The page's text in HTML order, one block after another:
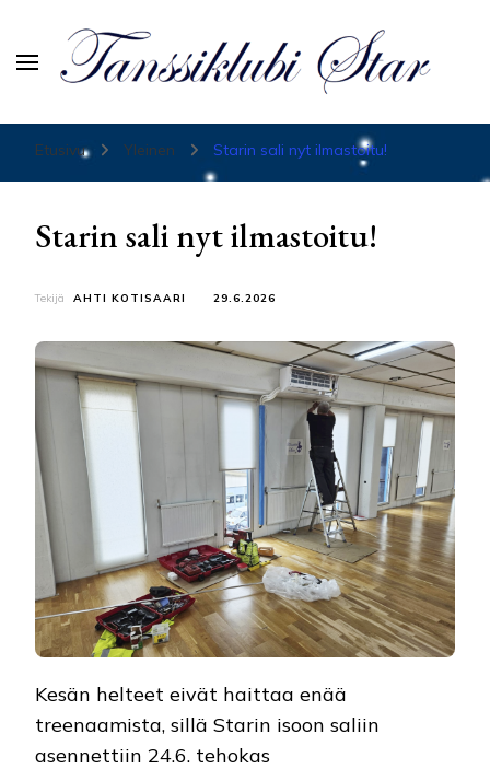
Tanssiurheiluseura Star
Etusivu Yleinen Starin sali nyt ilmastoitu!
Starin sali nyt ilmastoitu!
Tekijä AHTI KOTISAARI 29.6.2026
Kesän helteet eivät haittaa enää
treenaamista, sillä Starin isoon saliin
asennettiin 24.6. tehokas